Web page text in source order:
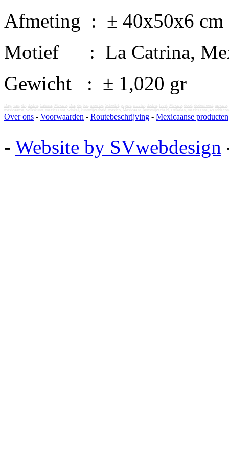
Afmeting : ± 40x50x6 cm
Motief : La Catrina,
Gewicht : ± 1,020 gr
Dag van Catrina Mexico Dia muertos Schedel papier mache Mexico mexico
mexicaanse
volkskunst mexicaanse winkel kunstnijverheid mexico Mexicaans kunstnijverheid artikelen mexicaanse
Over ons - Voorwaarden - Routebeschrijving - Mexicaanse producten
- Website by SVwebdesign